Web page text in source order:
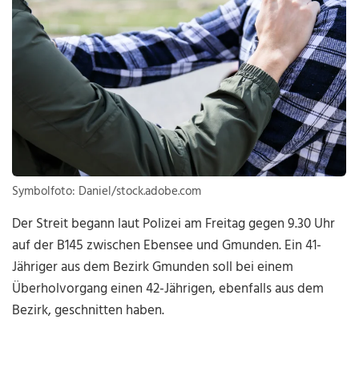
Symbolfoto: Daniel/stock.adobe.com
Der Streit begann laut Polizei am Freitag gegen 9.30 Uhr
auf der B145 zwischen Ebensee und Gmunden. Ein 41-
Jähriger aus dem Bezirk Gmunden soll bei einem
Überholvorgang einen 42-Jährigen, ebenfalls aus dem
Bezirk, geschnitten haben.